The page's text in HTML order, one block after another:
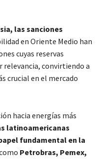
las sanciones
en Oriente Medio han
cuyas reservas
relevancia, convirtiendo a
crucial en el mercado
hacia energías más
latinoamericanas
fundamental en la
Petrobras, Pemex,